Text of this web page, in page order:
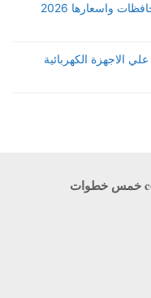
اجمل أماكن خروجة العيد في القاهرة والمحافظات واسعارها 2026
في عيد الأم علي الاجهزة الكهربائية